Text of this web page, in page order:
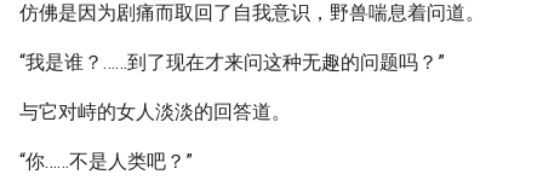
仿佛是因为剧痛而取回了自我意识，野兽喘息着问道。
“我是谁？……到了现在才来问这种无趣的问题吗？”
与它对峙的女人淡淡的回答道。
“你……不是人类吧？”